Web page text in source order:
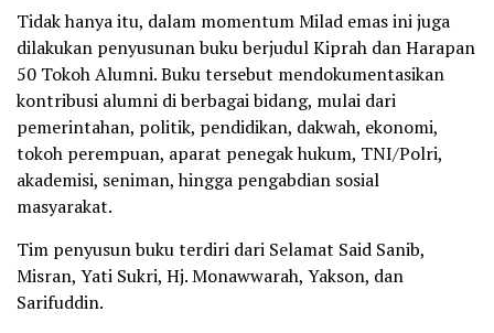
Tidak hanya itu, dalam momentum Milad emas ini juga
dilakukan penyusunan buku berjudul Kiprah dan Harapan
50 Tokoh Alumni. Buku tersebut mendokumentasikan
kontribusi alumni di berbagai bidang, mulai dari
pemerintahan, politik, pendidikan, dakwah, ekonomi,
tokoh perempuan, aparat penegak hukum, TNI/Polri,
akademisi, seniman, hingga pengabdian sosial
masyarakat.
Tim penyusun buku terdiri dari Selamat Said Sanib,
Misran, Yati Sukri, Hj. Monawwarah, Yakson, dan
Sarifuddin.